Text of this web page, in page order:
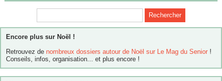
Encore plus sur Noël !
Retrouvez de nombreux dossiers autour de Noël sur Le Mag du Senior !
Conseils, infos, organisation... et plus encore !